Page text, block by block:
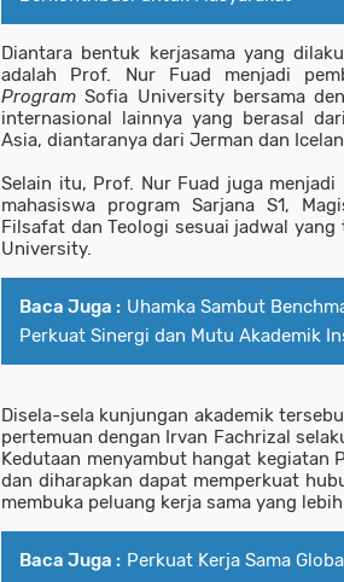
Diantara bentuk kerjasama yang
adalah Prof. Nur Fuad menjadi
Program Sofia University bersama
internasional lainnya yang berasal
Asia, diantaranya dari Jerman dan
Selain itu, Prof. Nur Fuad juga menjadi
mahasiswa program Sarjana S1,
Filsafat dan Teologi sesuai jadwal
University.
Baca Juga : Uhamka Sambut
Perkuat Sinergi dan Mutu Akademik
Disela-sela kunjungan akademik
pertemuan dengan Irvan Fachrizal
Kedutaan menyambut hangat kegiatan
dan diharapkan dapat memperkuat
membuka peluang kerja sama yang
Baca Juga : Perkuat Kerja Sama